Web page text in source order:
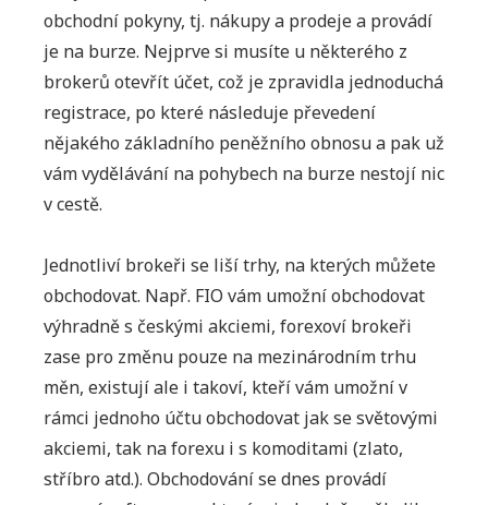
obchodní pokyny, tj. nákupy a prodeje a provádí
je na burze. Nejprve si musíte u některého z
brokerů otevřít účet, což je zpravidla jednoduchá
registrace, po které následuje převedení
nějakého základního peněžního obnosu a pak už
vám vydělávání na pohybech na burze nestojí nic
v cestě.
Jednotliví brokeři se liší trhy, na kterých můžete
obchodovat. Např. FIO vám umožní obchodovat
výhradně s českými akciemi, forexoví brokeři
zase pro změnu pouze na mezinárodním trhu
měn, existují ale i takoví, kteří vám umožní v
rámci jednoho účtu obchodovat jak se světovými
akciemi, tak na forexu i s komoditami (zlato,
stříbro atd.). Obchodování se dnes provádí